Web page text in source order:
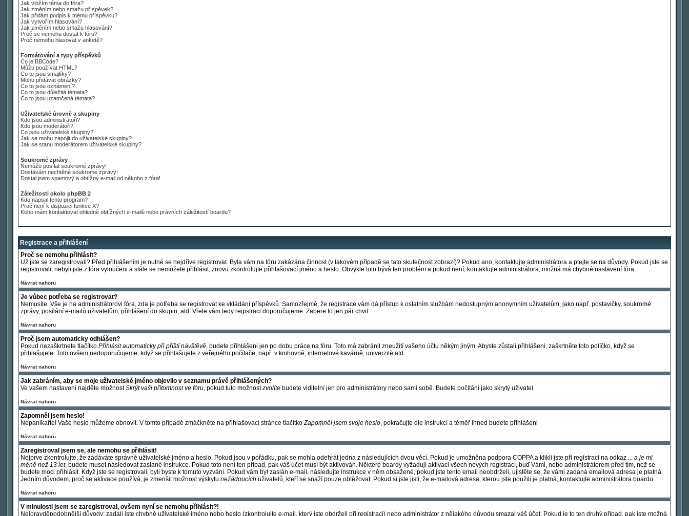
Jak vložím téma do fóra?
Jak změním nebo smažu příspěvek?
Jak přidám podpis k mému příspěvku?
Jak vytvořím hlasování?
Jak změním nebo smažu hlasování?
Proč se nemohu dostat k fóru?
Proč nemohu hlasovat v anketě?
Formátování a typy příspěvků
Co je BBCode?
Můžu používat HTML?
Co to jsou smajlíky?
Mohu přidávat obrázky?
Co to jsou oznámení?
Co to jsou důležitá témata?
Co to jsou uzamčená témata?
Uživatelské úrovně a skupiny
Kdo jsou administrátoři?
Kdo jsou moderátoři?
Co jsou uživatelské skupiny?
Jak se mohu zapojit do uživatelské skupiny?
Jak se stanu moderátorem uživatelské skupiny?
Soukromé zprávy
Nemůžu posílat soukromé zprávy!
Dostávám nechtěné soukromé zprávy!
Dostal jsem spamový a obtížný e-mail od někoho z fóra!
Záležitosti okolo phpBB 2
Kdo napsal tento program?
Proč není k dispozici funkce X?
Koho mám kontaktovat ohledně obtížných e-mailů nebo právních záležitostí boardu?
Registrace a přihlášení
Proč se nemohu přihlásit?
Už jste se zaregistrovali? Před přihlášením je nutné se nejdříve registrovat. Byla vám na fóru zakázána činnost (v takovém případě se tato skutečnost zobrazí)? Pokud ano, kontaktujte administrátora a ptejte se na důvody. Pokud jste se
registrovali, nebyli jste z fóra vyloučeni a stále se nemůžete přihlásit, znovu zkontrolujte přihlašovací jméno a heslo. Obvykle toto bývá ten problém a pokud není, kontaktujte administrátora, možná má chybné nastavení fóra.
Návrat nahoru
Je vůbec potřeba se registrovat?
Nemusíte. Vše je na administrátorovi fóra, zda je potřeba se registrovat ke vkládání příspěvků. Samozřejmě, že registrace vám dá přístup k ostatním službám nedostupným anonymním uživatelům, jako např. postavičky, soukromé
zprávy, posílání e-mailů uživatelům, přihlášení do skupin, atd. Vřele vám tedy registraci doporučujeme. Zabere to jen pár chvil.
Návrat nahoru
Proč jsem automaticky odhlášen?
Pokud nezaškrtnete tlačítko Přihlásit automaticky při příští návštěvě, budete přihlášeni jen po dobu práce na fóru. Toto má zabránit zneužití vašeho účtu někým jiným. Abyste zůstali přihlášeni, zaškrtněte toto políčko, když se
přihlašujete. Toto ovšem nedoporučujeme, když se přihlašujete z veřejného počítače, např. v knihovně, internetové kavárně, univerzitě atd.
Návrat nahoru
Jak zabráním, aby se moje uživatelské jméno objevilo v seznamu právě přihlášených?
Ve vašem nastavení najděte možnostSkrýt vaši přítomnost ve fóru, pokud tuto možnostzvolíte budete viditelní jen pro administrátory nebo sami sobě. Budete počítáni jako skrytý uživatel.
Návrat nahoru
Zapomněl jsem heslo!
Nepanikařte! Vaše heslo můžeme obnovit. V tomto případě zmáčkněte na přihlašovací stránce tlačítkoZapomněl jsem svoje heslo, pokračujte dle instrukcí a téměř ihned budete přihlášeni
Návrat nahoru
Zaregistroval jsem se, ale nemohu se přihlásit!
Nejprve zkontrolujte, že zadáváte správné uživatelské jméno a heslo. Pokud jsou v pořádku, pak se mohla odehrát jedna z následujících dvou věcí. Pokud je umožněna podpora COPPA a klikli jste při registraci na odkaz ... a je mi
méně než 13 let, budete muset následovat zaslané instrukce. Pokud toto není ten případ, pak váš účet musí být aktivován. Některé boardy vyžadují aktivaci všech nových registrací, buď Vámi, nebo administrátorem před tím, než se
budete moci přihlásit. Když jste se registrovali, byli byste k tomuto vyzváni. Pokud vám byl zaslán e-mail, následujte instrukce v něm obsažené, pokud jste tento email neobdrželi, ujistěte se, že vámi zadaná emailová adresa je platná.
Jedním důvodem, proč se aktivace používá, je zmenšit možnost výskytu nežádoucích uživatelů, kteří se snaží pouze obtěžovat. Pokud si jste jisti, že e-mailová adresa, kterou jste použili je platná, kontaktujte administrátora boardu.
Návrat nahoru
V minulosti jsem se zaregistroval, ovšem nyní se nemohu přihlásit?!
Nejpravděpodobnější důvody: zadali jste chybné uživatelské jméno nebo heslo (zkontrolujte e-mail, který jste obdrželi při registraci) nebo administrátor z nějakého důvodu smazal váš účet. Pokud je to ten druhý případ, pak jste možná